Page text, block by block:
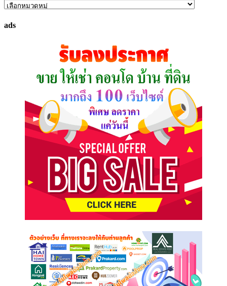
ค้นหา
ที่
ads